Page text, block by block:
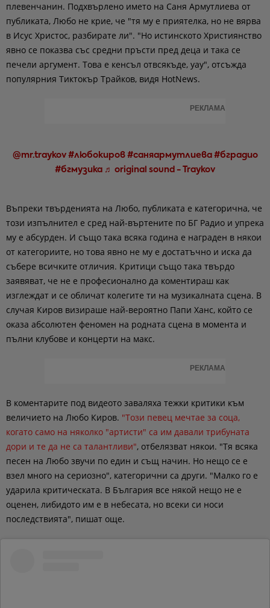
плевенчанин. Подхвърлено името на Саня Армутлиева от
публиката, Любо не крие, че "тя му е приятелка, но не вярва
в Исус Христос, разбирате ли". "Но истинското Християнство
явно се показва със средни пръсти пред деца и така се
печели аргумент. Това е кенсъл отвсякъде, уау", отсъжда
популярния Тиктокър Трайков, видя HotNews.
РЕКЛАМА
@mr.traykov #любокиров #саняармутлиева #бградио
#бгмузика ♬ original sound - Traykov
Въпреки твърденията на Любо, публиката е категорична, че
този изпълнител е сред най-въртените по БГ Радио и упрека
му е абсурден. И също така всяка година е награден в някои
от категориите, но това явно не му е достатъчно и иска да
събере всичките отличия. Критици също така твърдо
заявяват, че не е професионално да коментираш как
изглеждат и се обличат колегите ти на музикалната сцена. В
случая Киров визираше най-вероятно Папи Ханс, който се
оказа абсолютен феномен на родната сцена в момента и
пълни клубове и концерти на макс.
РЕКЛАМА
В коментарите под видеото заваляха тежки критики към
величието на Любо Киров. "Този певец мечтае за соца,
когато само на няколко "артисти" са им давали трибуната
дори и те да не са талантливи", отбелязват някои. "Тя всяка
песен на Любо звучи по един и същ начин. Но нещо се е
взел много на сериозно", категорични са други. "Малко го е
ударила критическата. В България все някой нещо не е
оценен, либидото им е в небесата, но всеки си носи
последствията", пишат още.